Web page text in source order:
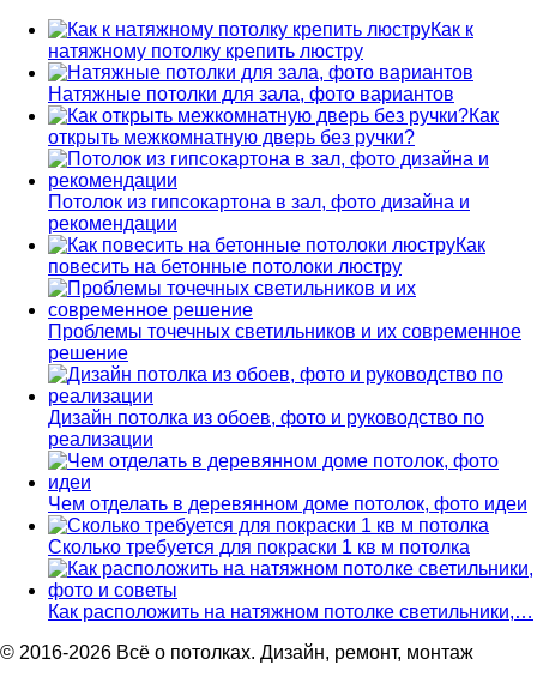
Как к
натяжному потолку крепить люстру
Натяжные потолки для зала, фото вариантов
Как
открыть межкомнатную дверь без ручки?
Потолок из гипсокартона в зал, фото дизайна и
рекомендации
Как
повесить на бетонные потолоки люстру
Проблемы точечных светильников и их современное
решение
Дизайн потолка из обоев, фото и руководство по
реализации
Чем отделать в деревянном доме потолок, фото идеи
Сколько требуется для покраски 1 кв м потолка
Как расположить на натяжном потолке светильники,…
© 2016-2026 Всё о потолках. Дизайн, ремонт, монтаж